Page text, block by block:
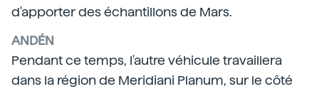
d'apporter des échantillons de Mars.
ANDÉN
Pendant ce temps, l'autre véhicule travaillera
dans la région de Meridiani Planum, sur le côté